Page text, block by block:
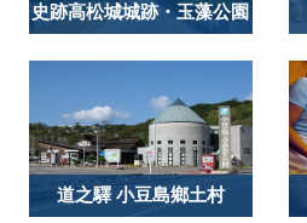
史跡高松城城跡・玉藻公園
道之驛 小豆島鄉土村